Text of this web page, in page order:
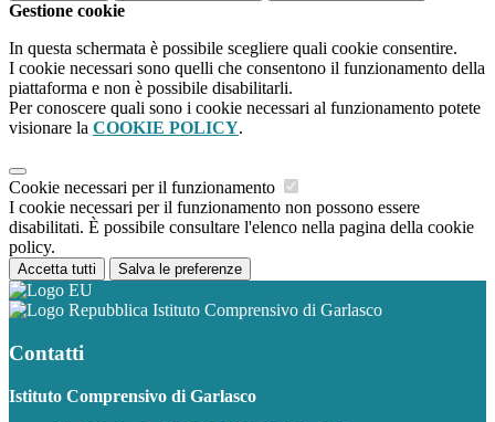
Gestione cookie
In questa schermata è possibile scegliere quali cookie consentire.
I cookie necessari sono quelli che consentono il funzionamento della
piattaforma e non è possibile disabilitarli.
Per conoscere quali sono i cookie necessari al funzionamento potete
visionare la COOKIE POLICY.
Cookie necessari per il funzionamento
I cookie necessari per il funzionamento non possono essere
disabilitati. È possibile consultare l'elenco nella pagina della cookie
policy.
Accetta tutti Salva le preferenze
Istituto Comprensivo di Garlasco
Contatti
Istituto Comprensivo di Garlasco